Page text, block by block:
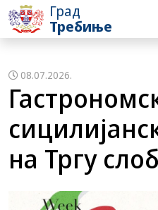
Град
Требиње
08.07.2026.
на Тргу